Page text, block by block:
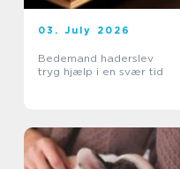
03. July 2026
Bedemand haderslev
tryg hjælp i en svær tid